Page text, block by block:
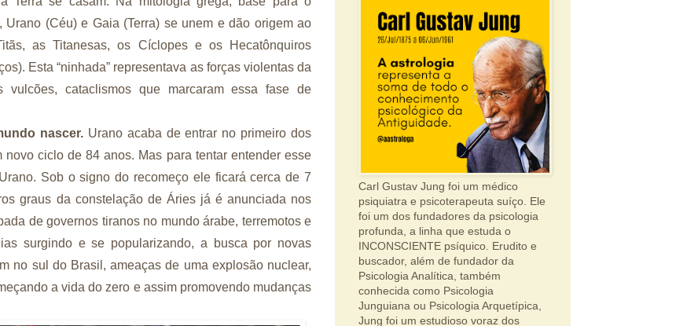
(Céu) e Gaia (Terra) se unem e dão origem ao
as Titanesas, os Cíclopes e os Hecatônquiros
Esta “ninhada” representava as forças violentas da
vulcões, cataclismos que marcaram essa fase de
nascer. Urano acaba de entrar no primeiro dos
novo ciclo de 84 anos. Mas para tentar entender esse
Sob o signo do recomeço ele ficará cerca de 7
graus da constelação de Áries já é anunciada nos
de governos tiranos no mundo árabe, terremotos e
surgindo e se popularizando, a busca por novas
no sul do Brasil, ameaças de uma explosão nuclear,
a vida do zero e assim promovendo mudanças
Carl Gustav Jung foi um médico
psiquiatra e psicoterapeuta suíço. Ele
foi um dos fundadores da psicologia
profunda, a linha que estuda o
INCONSCIENTE psíquico. Erudito e
buscador, além de fundador da
Psicologia Analítica, também
conhecida como Psicologia
Junguiana ou Psicologia Arquetípica,
Jung foi um estudioso voraz dos